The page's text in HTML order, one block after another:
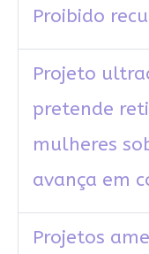
Proibido
Projeto
pretende
mulheres
avança em
Projetos